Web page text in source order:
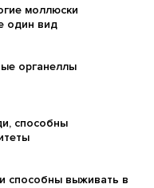
моллюски
один вид
органеллы
способны
способны выживать в